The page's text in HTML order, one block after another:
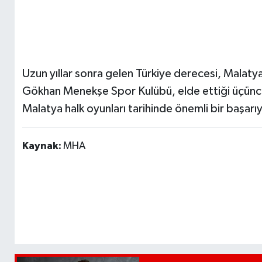
Uzun yıllar sonra gelen Türkiye derecesi,
Gökhan Menekşe Spor Kulübü, elde ettiği
Malatya halk oyunları tarihinde önemli bir
Kaynak: MHA